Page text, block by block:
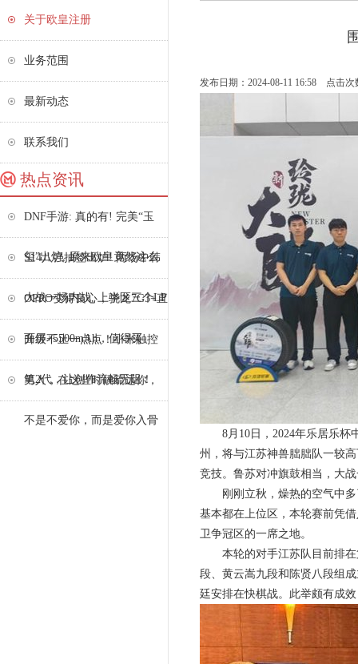
关于欧皇注册
业务范围
最新动态
联系我们
热点资讯
DNF手游: 真的有! 完美“玉
玺”出炉, 原来欧皇竟然这么
S14八强抽签出炉! 两场中韩
大战一场内战, 上半区三个LP
OPPO变得良心，骁龙7G3+直
面屏+5500mAh，值得买
升级不止一点点！小米触控
笔2代，让创作流畅无阻！
男人，在这些时候疏远你，
不是不爱你，而是爱你入骨
发布日期：2024-08-11 16:58 点击次
8月10日，2024年乐居乐杯
州，将与江苏神兽朏朏队一较
竞技。鲁苏对冲旗鼓相当，大
刚刚立秋，燥热的空气中多
基本都在上位区，本轮赛前凭
卫争冠区的一席之地。
本轮的对手江苏队目前排在
段、黄云嵩九段和陈贤八段组
廷安排在快棋战。此举颇有成